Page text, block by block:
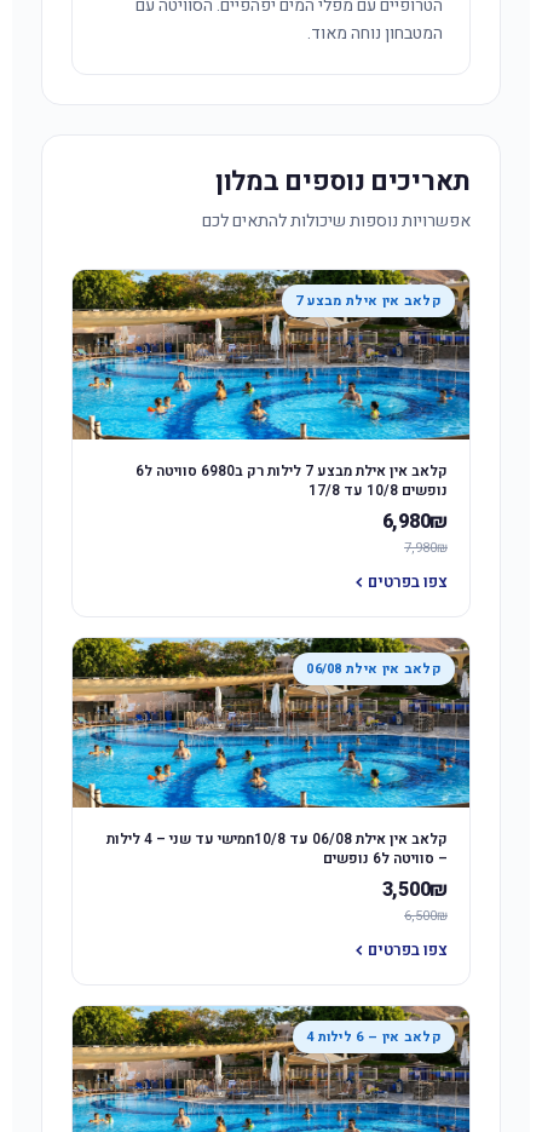
הטרופיים עם מפלי המים יפהפיים. הסוויטה עם
המטבחון נוחה מאוד.
תאריכים נוספים במלון
אפשרויות נוספות שיכולות להתאים לכם
קלאב אין אילת מבצע 7
קלאב אין אילת מבצע 7 לילות רק ב6980 סוויטה ל6
נופשים 10/8 עד 17/8
6,980₪
7,980₪
צפו בפרטים
קלאב אין אילת 06/08
קלאב אין אילת 06/08 עד 10/8חמישי עד שני – 4 לילות
– סוויטה ל6 נופשים
3,500₪
6,500₪
צפו בפרטים
קלאב אין – 6 לילות 4